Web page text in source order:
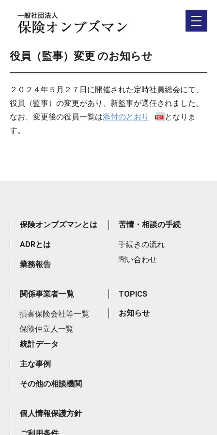
役員（監事）変更 のお知らせ
２０２４年５月２７日に開催された定時社員総会にて、
役員（監事）の変更があり、新監事が選任されました。
なお、変更後の役員一覧は添付のとおり
となりま
す。
保険オンブズマンとは
ADRとは
業務報告
苦情・相談の手続
手続きの流れ
問い合わせ
関係事業者一覧
損害保険会社等一覧
保険仲立人一覧
統計データ
主な事例
その他の相談機関
TOPICS
お知らせ
個人情報保護方針